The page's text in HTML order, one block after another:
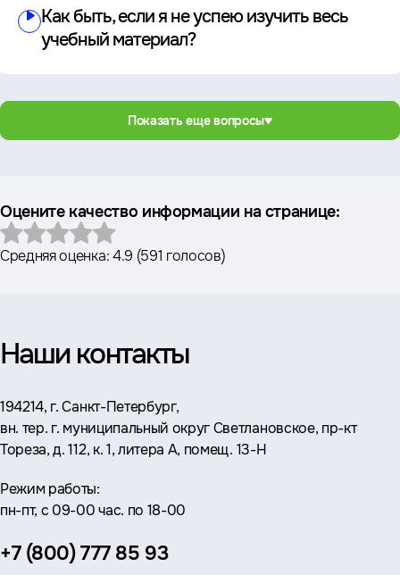
Как быть, если я не успею изучить весь
учебный материал?
Показать еще вопросы
Оцените качество информации на странице:
Средняя оценка:4.9 (591 голосов)
Наши контакты
Адрес:
194214, г. Санкт-Петербург,
вн. тер. г. муниципальный округ Светлановское, пр-кт
Тореза, д. 112, к. 1, литера А, помещ. 13-Н
Режим работы:
пн-пт, с 09-00 час. по 18-00
Телефон:
+7 (800) 777 85 93